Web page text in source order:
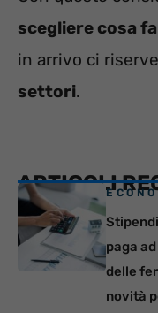
scegliere cosa
in arrivo ci
settori.
ARTICOLI
paga
delle
novità